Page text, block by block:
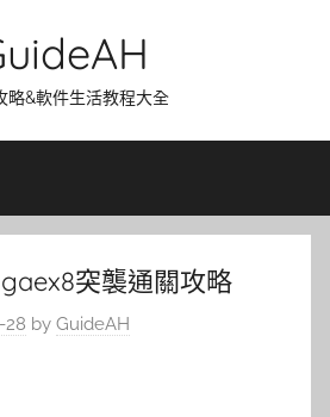
略&軟件生活教程大全
gaex8突襲通關攻略
28 by GuideAH